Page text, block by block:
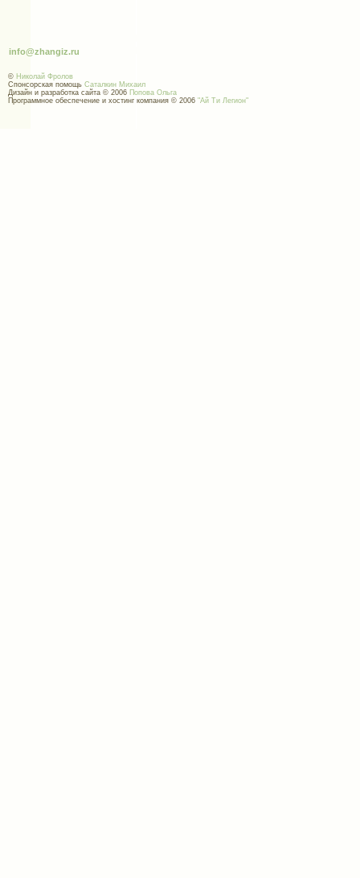
info@zhangiz.ru
© Николай Фролов
Спонсорская помощь Саталкин Михаил
Дизайн и разработка сайта © 2006 Попова Ольга
Программное обеспечение и хостинг компания © 2006 "Ай Ти Легион"